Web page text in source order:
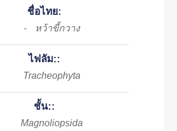
ชื่อไทย:
- หว้าขี้กวาง
ไฟลัม::
Tracheophyta
ชั้น::
Magnoliopsida